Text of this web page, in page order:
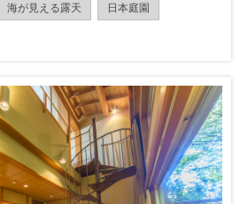
海が見える露天 日本庭園